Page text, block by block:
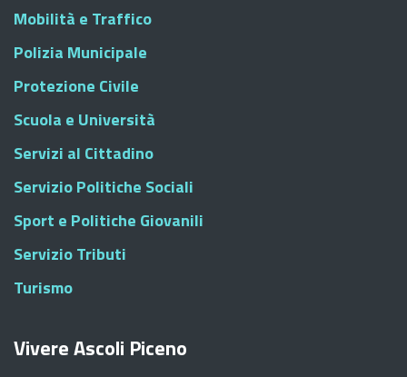
Mobilità e Traffico
Polizia Municipale
Protezione Civile
Scuola e Università
Servizi al Cittadino
Servizio Politiche Sociali
Sport e Politiche Giovanili
Servizio Tributi
Turismo
Vivere Ascoli Piceno